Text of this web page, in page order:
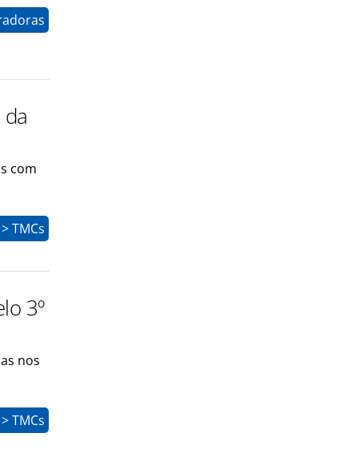
com
TMCs
3º
nos
TMCs